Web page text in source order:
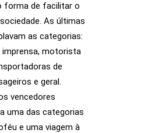
forma de facilitar o
As últimas
as categorias:
imprensa, motorista
de
e geral.
vencedores
uma das categorias
e uma viagem à